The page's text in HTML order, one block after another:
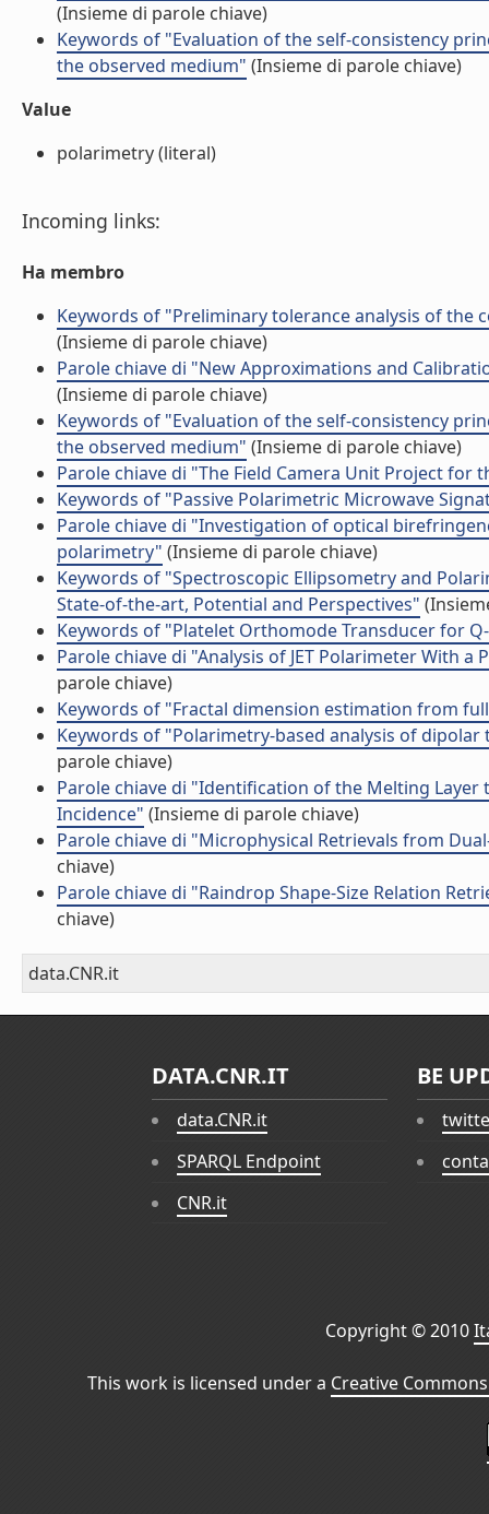
(Insieme di parole chiave)
Keywords of "Evaluation of the self-consistency
the observed medium" (Insieme di parole chiave)
Value
polarimetry (literal)
Incoming links:
Ha membro
Keywords of "Preliminary tolerance analysis of the
(Insieme di parole chiave)
Parole chiave di "New Approximations and
(Insieme di parole chiave)
Keywords of "Evaluation of the self-consistency
the observed medium" (Insieme di parole chiave)
Parole chiave di "The Field Camera Unit Project for
Keywords of "Passive Polarimetric Microwave
Parole chiave di "Investigation of optical
polarimetry" (Insieme di parole chiave)
Keywords of "Spectroscopic Ellipsometry and
State-of-the-art, Potential and Perspectives"
Keywords of "Platelet Orthomode Transducer for
Parole chiave di "Analysis of JET Polarimeter With
parole chiave)
Keywords of "Fractal dimension estimation from
Keywords of "Polarimetry-based analysis of
parole chiave)
Parole chiave di "Identification of the Melting
Incidence" (Insieme di parole chiave)
Parole chiave di "Microphysical Retrievals from
chiave)
Parole chiave di "Raindrop Shape-Size Relation
chiave)
data.CNR.it
DATA.CNR.IT
data.CNR.it
SPARQL Endpoint
CNR.it
BE
Copyright © 2010
This work is licensed under a Creative